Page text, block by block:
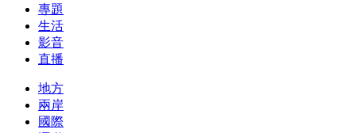
專題
生活
影音
直播
地方
兩岸
國際